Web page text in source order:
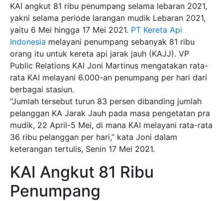
KAI angkut 81 ribu penumpang selama lebaran 2021,
yakni selama periode larangan mudik Lebaran 2021,
yaitu 6 Mei hingga 17 Mei 2021. PT Kereta Api
Indonesia melayani penumpang sebanyak 81 ribu
orang itu untuk kereta api jarak jauh (KAJJ). VP
Public Relations KAI Joni Martinus mengatakan rata-
rata KAI melayani 6.000-an penumpang per hari dari
berbagai stasiun.
“Jumlah tersebut turun 83 persen dibanding jumlah
pelanggan KA Jarak Jauh pada masa pengetatan pra
mudik, 22 April-5 Mei, di mana KAI melayani rata-rata
36 ribu pelanggan per hari,” kata Joni dalam
keterangan tertulis, Senin 17 Mei 2021.
KAI Angkut 81 Ribu
Penumpang